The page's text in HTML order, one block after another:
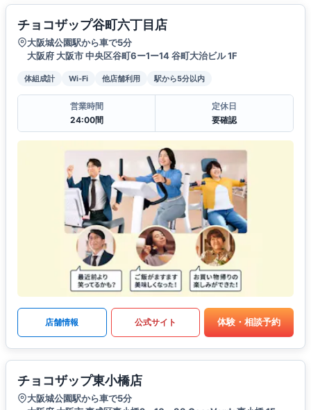
チョコザップ谷町六丁目店
大阪城公園駅から車で5分
大阪府 大阪市 中央区谷町6ー1ー14 谷町大治ビル 1F
体組成計 Wi-Fi 他店舗利用 駅から5分以内
営業時間
24:00間
定休日
要確認
店舗情報 公式サイト 体験・相談予約
チョコザップ東小橋店
大阪城公園駅から車で5分